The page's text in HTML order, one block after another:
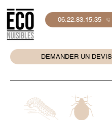
06.22.83.15.35
DEMANDER UN DEVIS